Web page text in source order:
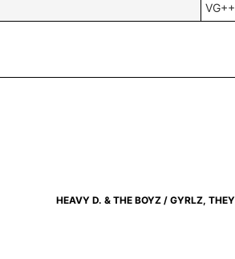
VG++
HEAVY D. & THE BOYZ / GYRLZ,